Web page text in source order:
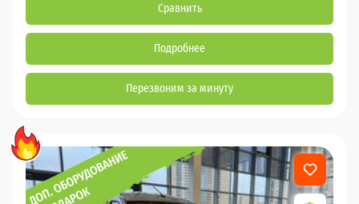
Сравнить
Подробнее
Перезвоним за минуту